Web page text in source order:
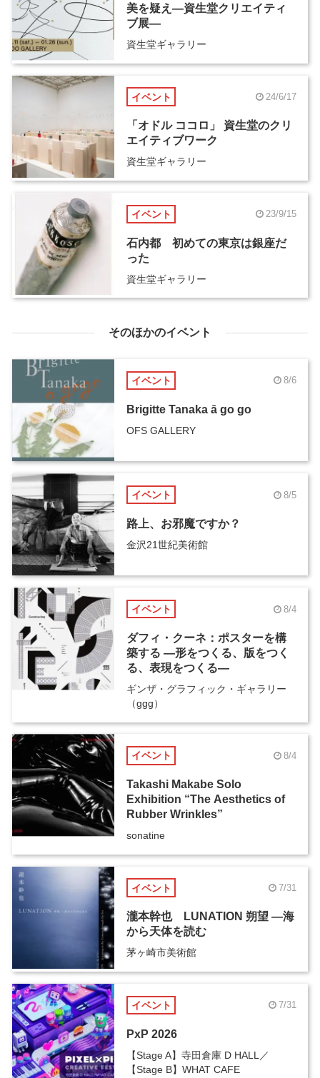
美を疑え―資生堂クリエイティ
ブ展―
資生堂ギャラリー
イベント 24/6/17
「オドル ココロ」 資生堂のクリ
エイティブワーク
資生堂ギャラリー
イベント 23/9/15
石内都 初めての東京は銀座だ
った
資生堂ギャラリー
そのほかのイベント
イベント 8/6
Brigitte Tanaka ā go go
OFS GALLERY
イベント 8/5
路上、お邪魔ですか？
金沢21世紀美術館
イベント 8/4
ダフィ・クーネ：ポスターを構
築する ―形をつくる、版をつく
る、表現をつくる―
ギンザ・グラフィック・ギャラリー
（ggg）
イベント 8/4
Takashi Makabe Solo
Exhibition “The Aesthetics of
Rubber Wrinkles”
sonatine
イベント 7/31
瀧本幹也 LUNATION 朔望 ―海
から天体を読む
茅ヶ崎市美術館
イベント 7/31
PxP 2026
【Stage A】寺田倉庫 D HALL／
【Stage B】WHAT CAFE